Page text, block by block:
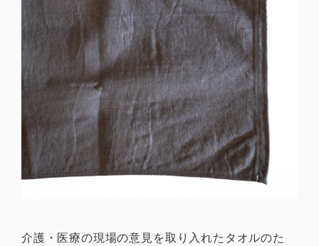
介護・医療の現場の意見を取り入れたタオルのた